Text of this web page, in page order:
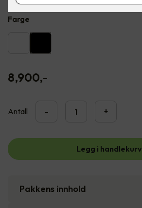
Farge
8,900,-
Antall - +
Legg i handlekurv
Pakkens innhold